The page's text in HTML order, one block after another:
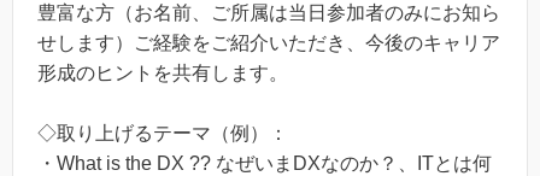
豊富な方（お名前、ご所属は当日参加者のみにお知ら
せします）ご経験をご紹介いただき、今後のキャリア
形成のヒントを共有します。
◇取り上げるテーマ（例）：
・What is the DX ?? なぜいまDXなのか？、ITとは何